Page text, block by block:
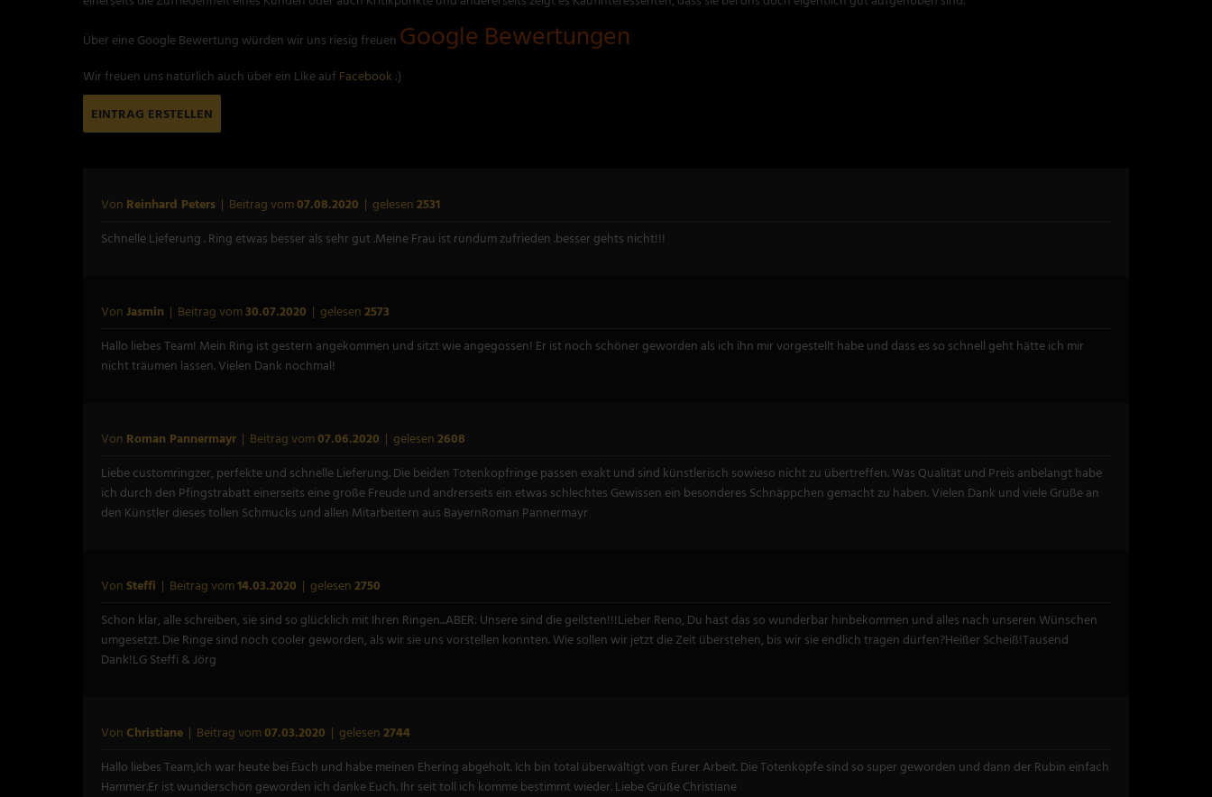
Über eine Google Bewertung würden wir uns riesig freuen Google Bewertungen
Wir freuen uns natürlich auch über ein Like auf Facebook :)
EINTRAG ERSTELLEN
Von Reinhard Peters | Beitrag vom07.08.2020 | gelesen2531
Schnelle Lieferung . Ring etwas besser als sehr gut .Meine Frau ist rundum zufrieden .besser gehts nicht!!!
VonJasmin | Beitrag vom30.07.2020 | gelesen2573
Hallo liebes Team! Mein Ring ist gestern angekommen und sitzt wie angegossen! Er ist noch schöner geworden als ich ihn mir vorgestellt habe und dass es so schnell geht hätte ich mir
nicht träumen lassen. Vielen Dank nochmal!
Von Roman Pannermayr | Beitrag vom07.06.2020 | gelesen2608
Liebe customringzer, perfekte und schnelle Lieferung. Die beiden Totenkopfringe passen exakt und sind künstlerisch sowieso nicht zu übertreffen. Was Qualität und Preis anbelangt habe
ich durch den Pfingstrabatt einerseits eine große Freude und andrerseits ein etwas schlechtes Gewissen ein besonderes Schnäppchen gemacht zu haben. Vielen Dank und viele Grüße an
den Künstler dieses tollen Schmucks und allen Mitarbeitern aus BayernRoman Pannermayr
VonSteffi | Beitrag vom14.03.2020 | gelesen2750
Schon klar, alle schreiben, sie sind so glücklich mit Ihren Ringen...ABER: Unsere sind die geilsten!!!Lieber Reno, Du hast das so wunderbar hinbekommen und alles nach unseren Wünschen
umgesetzt. Die Ringe sind noch cooler geworden, als wir sie uns vorstellen konnten. Wie sollen wir jetzt die Zeit überstehen, bis wir sie endlich tragen dürfen?Heißer Scheiß!Tausend
Dank!LG Steffi & Jörg
VonChristiane | Beitrag vom07.03.2020 | gelesen2744
Hallo liebes Team,Ich war heute bei Euch und habe meinen Ehering abgeholt. Ich bin total überwältigt von Eurer Arbeit. Die Totenköpfe sind so super geworden und dann der Rubin einfach
Hammer.Er ist wunderschön geworden ich danke Euch. Ihr seit toll ich komme bestimmt wieder. Liebe Grüße Christiane